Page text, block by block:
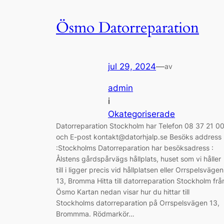
Ösmo Datorreparation
jul 29, 2024—av
admin
i
Okategoriserade
Datorreparation Stockholm har Telefon 08 37 21 00
och E-post kontakt@datorhjalp.se Besöks address
:Stockholms Datorreparation har besöksadress :
Ålstens gårdspårvägs hållplats, huset som vi håller
till i ligger precis vid hållplatsen eller Orrspelsvägen
13, Bromma Hitta till datorreparation Stockholm
Ösmo Kartan nedan visar hur du hittar till
Stockholms datorreparation på Orrspelsvägen 13,
Brommma. Rödmarkör…